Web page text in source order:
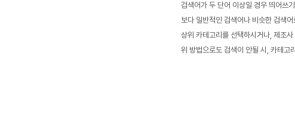
검색어가 두 단어 이상일 경우 띄어쓰
보다 일반적인 검색어나 비슷한 검색
상위 카테고리를 선택하시거나, 제조
위 방법으로도 검색이 안될 시, 카테고